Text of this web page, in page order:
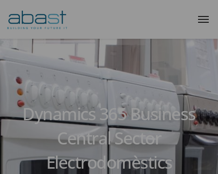
Dynamics 365 Business
Central Sector
Electrodomèstics